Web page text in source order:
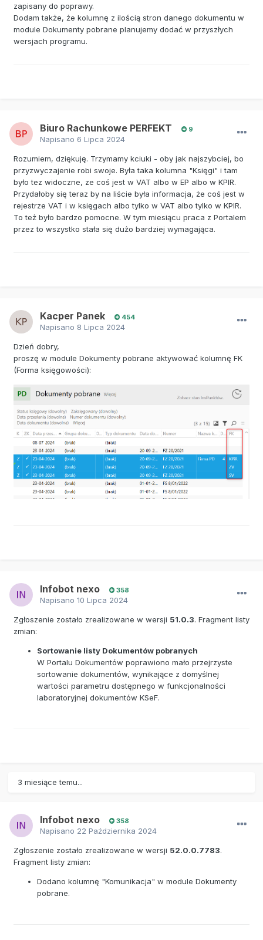
zapisany do poprawy.
Dodam także, że kolumnę z ilością stron danego dokumentu w
module Dokumenty pobrane planujemy dodać w przyszłych
wersjach programu.
Biuro Rachunkowe PERFEKT 9
Napisano 6 Lipca 2024
Rozumiem, dziękuję. Trzymamy kciuki - oby jak najszybciej, bo
przyzwyczajenie robi swoje. Była taka kolumna "Księgi" i tam
było tez widoczne, ze coś jest w VAT albo w EP albo w KPIR.
Przydałoby się teraz by na liście była informacja, że coś jest w
rejestrze VAT i w księgach albo tylko w VAT albo tylko w KPIR.
To też było bardzo pomocne. W tym miesiącu praca z Portalem
przez to wszystko stała się dużo bardziej wymagająca.
Kacper Panek 454
Napisano 8 Lipca 2024
Dzień dobry,
proszę w module Dokumenty pobrane aktywować kolumnę FK
(Forma księgowości):
Infobot nexo 358
Napisano 10 Lipca 2024
Zgłoszenie zostało zrealizowane w wersji 51.0.3. Fragment listy
zmian:
Sortowanie listy Dokumentów pobranych
W Portalu Dokumentów poprawiono mało przejrzyste
sortowanie dokumentów, wynikające z domyślnej
wartości parametru dostępnego w funkcjonalności
laboratoryjnej dokumentów KSeF.
3 miesiące temu...
Infobot nexo 358
Napisano 22 Października 2024
Zgłoszenie zostało zrealizowane w wersji 52.0.0.7783.
Fragment listy zmian:
Dodano kolumnę "Komunikacja" w module Dokumenty
pobrane.